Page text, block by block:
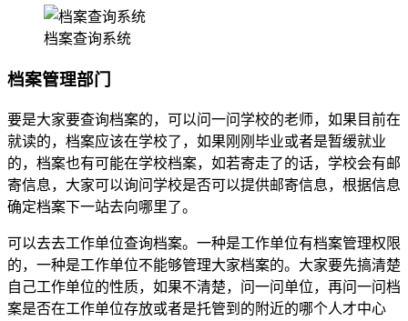
档案查询系统
档案管理部门
要是大家要查询档案的，可以问一问学校的老师，如果目前在
就读的，档案应该在学校了，如果刚刚毕业或者是暂缓就业
的，档案也有可能在学校档案，如若寄走了的话，学校会有邮
寄信息，大家可以询问学校是否可以提供邮寄信息，根据信息
确定档案下一站去向哪里了。
可以去去工作单位查询档案。一种是工作单位有档案管理权限
的，一种是工作单位不能够管理大家档案的。大家要先搞清楚
自己工作单位的性质，如果不清楚，问一问单位，再问一问档
案是否在工作单位存放或者是托管到的附近的哪个人才中心